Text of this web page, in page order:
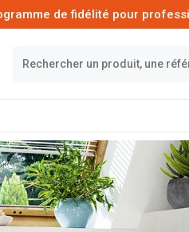
de fidélité pour